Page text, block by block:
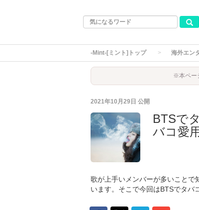
-Mint-[ミント]トップ 海外エン
※本ペー
2021年10月29日 公開
BTSで
バコ愛
歌が上手いメンバーが多いことで
います。そこで今回はBTSでタバ